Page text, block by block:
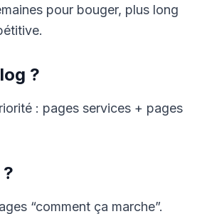
pour bouger, plus long
?
: pages services + pages
“comment ça marche”.